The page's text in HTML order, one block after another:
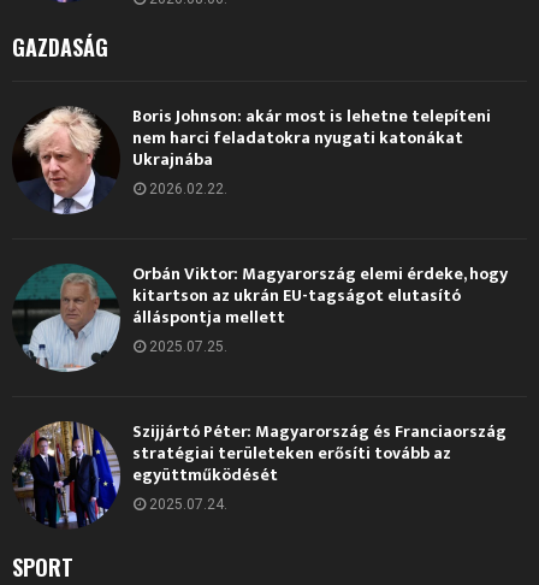
GAZDASÁG
Boris Johnson: akár most is lehetne telepíteni
nem harci feladatokra nyugati katonákat
Ukrajnába
2026.02.22.
Orbán Viktor: Magyarország elemi érdeke, hogy
kitartson az ukrán EU-tagságot elutasító
álláspontja mellett
2025.07.25.
Szijjártó Péter: Magyarország és Franciaország
stratégiai területeken erősíti tovább az
együttműködését
2025.07.24.
SPORT